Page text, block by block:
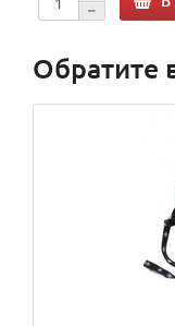
Обратите